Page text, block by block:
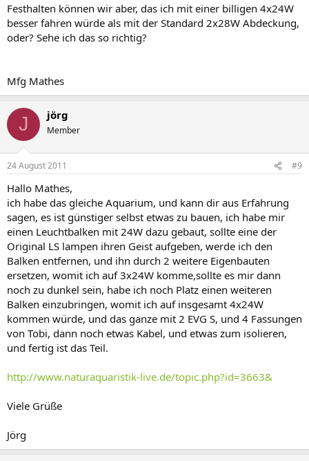
Festhalten können wir aber, das ich mit einer billigen 4x24W
besser fahren würde als mit der Standard 2x28W Abdeckung,
oder? Sehe ich das so richtig?
Mfg Mathes
J jörg
Member
24 August 2011 #9
Hallo Mathes,
ich habe das gleiche Aquarium, und kann dir aus Erfahrung
sagen, es ist günstiger selbst etwas zu bauen, ich habe mir
einen Leuchtbalken mit 24W dazu gebaut, sollte eine der
Original LS lampen ihren Geist aufgeben, werde ich den
Balken entfernen, und ihn durch 2 weitere Eigenbauten
ersetzen, womit ich auf 3x24W komme,sollte es mir dann
noch zu dunkel sein, habe ich noch Platz einen weiteren
Balken einzubringen, womit ich auf insgesamt 4x24W
kommen würde, und das ganze mit 2 EVG S, und 4 Fassungen
von Tobi, dann noch etwas Kabel, und etwas zum isolieren,
und fertig ist das Teil.
http://www.naturaquaristik-live.de/topic.php?id=3663&
Viele Grüße
Jörg